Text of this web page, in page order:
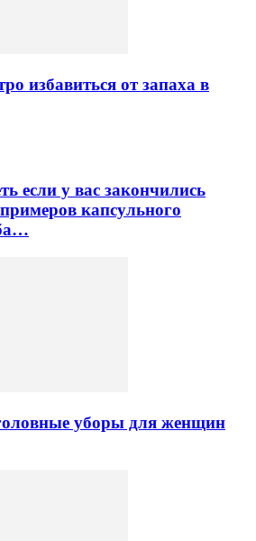
избавиться от запаха в
если у вас закончились
капсульного
уборы для женщин